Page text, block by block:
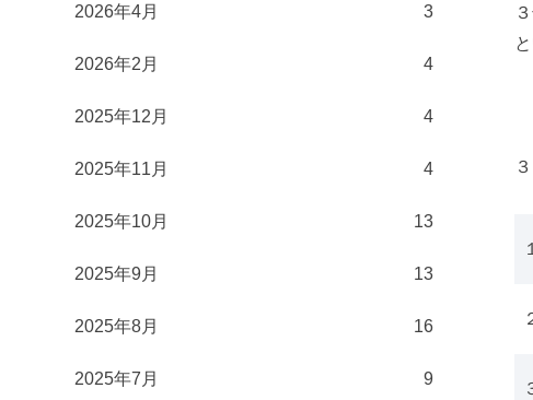
2026年4月 3
2026年2月 4
2025年12月 4
2025年11月 4
2025年10月 13
2025年9月 13
2025年8月 16
2025年7月 9